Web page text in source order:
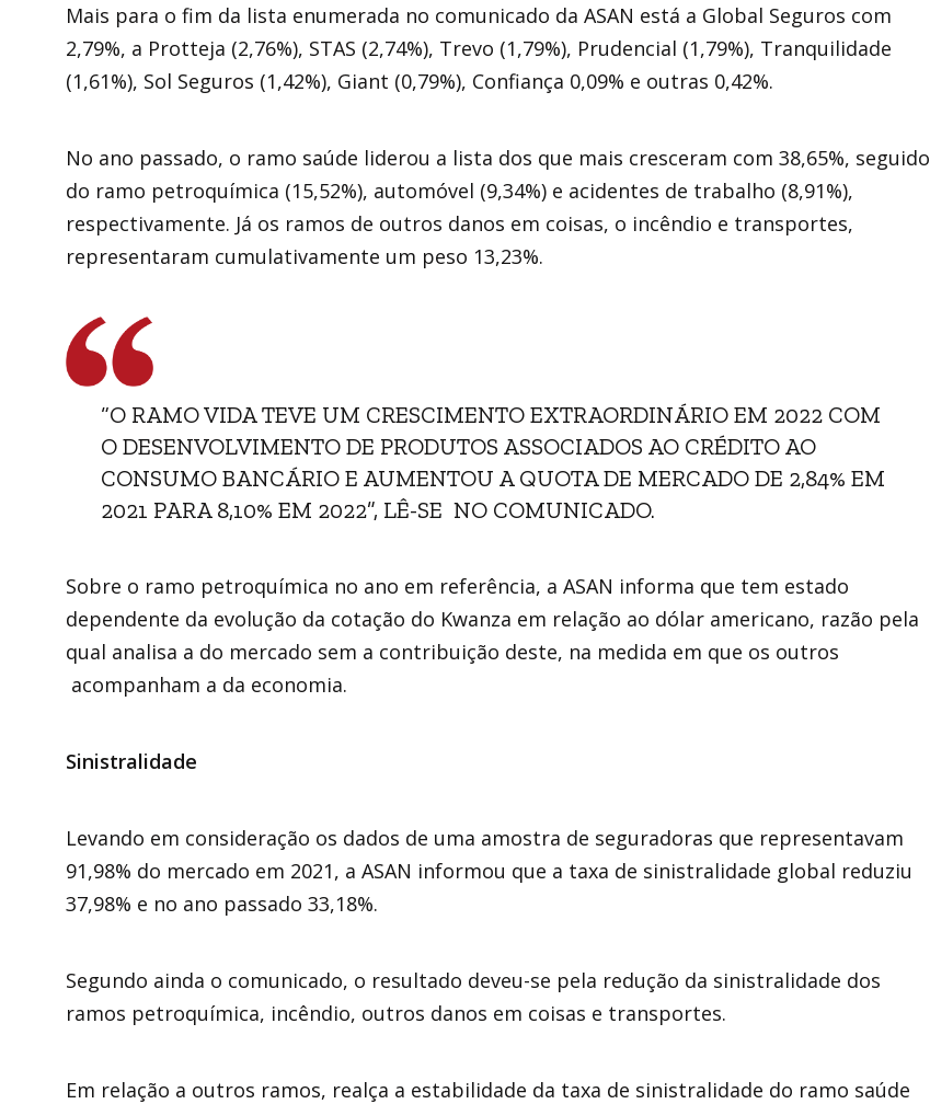
Mais para o fim da lista enumerada no comunicado da ASAN está a Global Seguros com
2,79%, a Protteja (2,76%), STAS (2,74%), Trevo (1,79%), Prudencial (1,79%), Tranquilidade
(1,61%), Sol Seguros (1,42%), Giant (0,79%), Confiança 0,09% e outras 0,42%.
No ano passado, o ramo saúde liderou a lista dos que mais cresceram com 38,65%, seguido
do ramo petroquímica (15,52%), automóvel (9,34%) e acidentes de trabalho (8,91%),
respectivamente. Já os ramos de outros danos em coisas, o incêndio e transportes,
representaram cumulativamente um peso 13,23%.
“O RAMO VIDA TEVE UM CRESCIMENTO EXTRAORDINÁRIO EM 2022 COM
O DESENVOLVIMENTO DE PRODUTOS ASSOCIADOS AO CRÉDITO AO
CONSUMO BANCÁRIO E AUMENTOU A QUOTA DE MERCADO DE 2,84% EM
2021 PARA 8,10% EM 2022”, LÊ-SE NO COMUNICADO.
Sobre o ramo petroquímica no ano em referência, a ASAN informa que tem estado
dependente da evolução da cotação do Kwanza em relação ao dólar americano, razão pela
qual analisa a do mercado sem a contribuição deste, na medida em que os outros
acompanham a da economia.
Sinistralidade
Levando em consideração os dados de uma amostra de seguradoras que representavam
91,98% do mercado em 2021, a ASAN informou que a taxa de sinistralidade global reduziu
37,98% e no ano passado 33,18%.
Segundo ainda o comunicado, o resultado deveu-se pela redução da sinistralidade dos
ramos petroquímica, incêndio, outros danos em coisas e transportes.
Em relação a outros ramos, realça a estabilidade da taxa de sinistralidade do ramo saúde